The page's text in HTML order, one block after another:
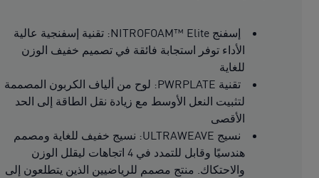
إسفنج NITROFOAM™ Elite: تقنية إسفنجية عالية
الأداء توفر استجابة فائقة في تصميم خفيف الوزن
للغاية
تقنية PWRPLATE: لوح من ألياف الكربون المصممة
لتثبيت النعل الأوسط مع زيادة نقل الطاقة إلى الحد
الأقصى
نسيج ULTRAWEAVE: نسيج خفيف للغاية ومصمم
هندسيًا وقابل للتمدد في 4 اتجاهات ليقلل الوزن
والاحتكاك. منتج مصمم للرياضيين الذين يتطلعون إلى